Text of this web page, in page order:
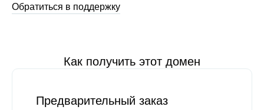
Обратиться в поддержку
Как получить этот домен
Предварительный заказ